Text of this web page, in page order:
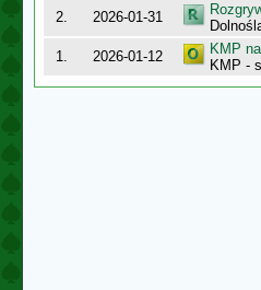
2.
2026-01-31
1.
2026-01-12
KMP
KMP -